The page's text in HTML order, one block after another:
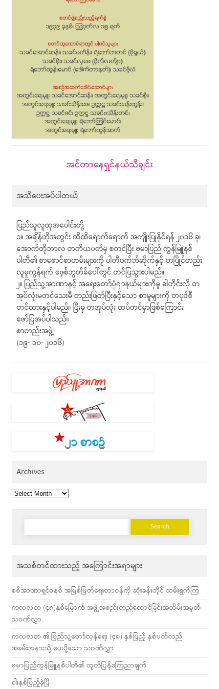
အင်တာနေရှင်နယ်သီချင်း
အသိပေးအပ်ပါတယ်
ပြည်သူလူထုအပေါင်းတို့
၁။ အချိန်တိုအတွင်း ထိထိရောက်ရောက် အကျိုးပြုနိုင်ရန် ၂၀၁၆ ခု၊
အောက်တိုဘာလ တတိယပတ်မှ စတင်ပြီး ဗမာပြည် ကွန်မြူနစ်
ပါတီ၏ စာစောင်စာတမ်းများကို ပါတီဝက်ဘ်ဆိုက်နှင့် တပြိုင်တည်း
လူမှုကွန်ရက် ဖေ့စ်ဘွတ်ခ်ပေါ်တွင် တင်ပြသွားပါမည်။
၂။ ပြည်သူ့အာဏာနှင့် အရေးတော်ပုံဂျာနယ်များကိုမူ ခါတိုင်းလို တ
အုပ်လုံးမတင်သေးမီ တည်းဖြတ်ပြီးနှင့်သော စာမူများကို တပုဒ်စီ
တင်ထားနှင့်ပါမည်။ ပြီးမှ တအုပ်လုံး ထပ်တင်မှာဖြစ်ကြောင်း
ဖော်ပြအပ်ပါသည်။
စာတည်းအဖွဲ့
(၁၉- ၁၀- ၂၀၁၆)
Archives
Archives
Search
အသစ်တင်ထားသည့် အကြောင်းအရာများ
စစ်အာဏာရှင်စနစ် အမြစ်ဖြတ်ရေးတာဝန်ကို ဆုံးခန်းတိုင် ထမ်းရွက်ကြ
ကလလတ (၄၈)နှစ်မြောက် အဖွဲ့အစည်းတည်ထောင်ခြင်းအထိမ်းအမှတ်
သဝဏ်လွှာ
ကလလတ ၏ ပြည်သူ့တော်လှန်ရေး (၄၈) နှစ်ပြည့် နှစ်ပတ်လည်
အခမ်းအနားသို့ ပေးပို့သော သဝဏ်လွှာ
ဗမာပြည်ကွန်မြူနစ်ပါတီ၏ ထုတ်ပြန်ကြေညာချက်
ငါးနှစ်ပြည့်ခဲ့ပြီ